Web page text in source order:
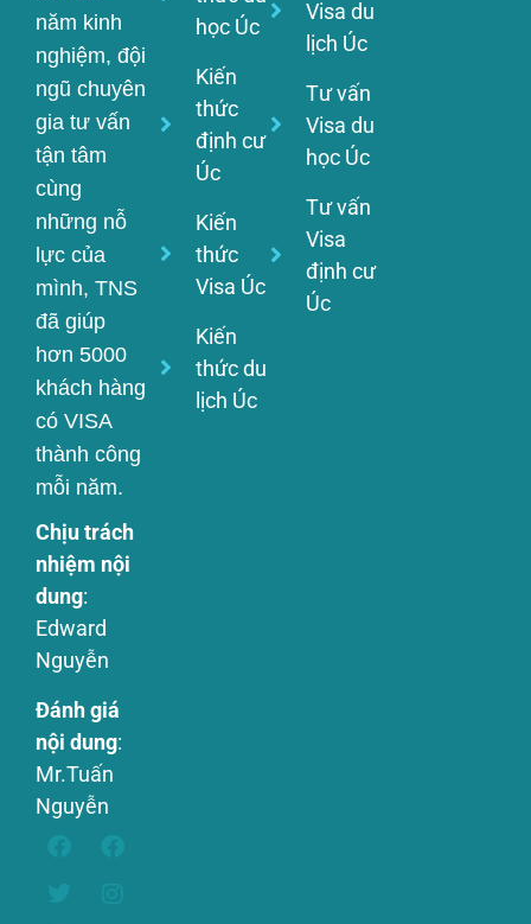
năm kinh
nghiệm, đội
ngũ chuyên
gia tư vấn
tận tâm
cùng
những nỗ
lực của
mình, TNS
đã giúp
hơn 5000
khách hàng
có VISA
thành công
mỗi năm.
Chịu trách
nhiệm nội
dung:
Edward
Nguyễn
Đánh giá
nội dung:
Mr.Tuấn
Nguyễn
học Úc
Kiến
thức
định cư
Úc
Kiến
thức
Visa Úc
Kiến
thức du
lịch Úc
Visa du
lịch Úc
Tư vấn
Visa du
học Úc
Tư vấn
Visa
định cư
Úc